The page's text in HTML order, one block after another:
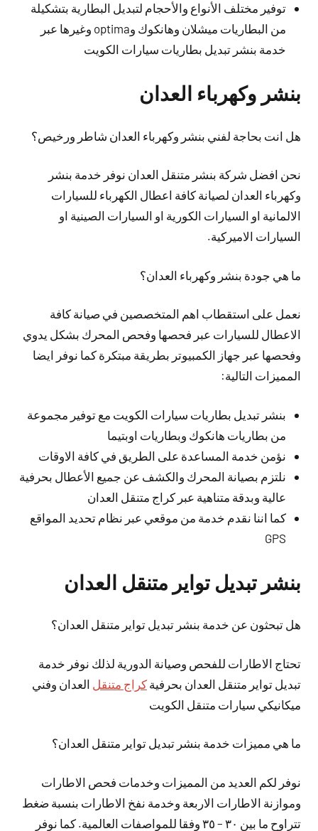
توفير مختلف الأنواع والأحجام لتبديل البطارية بتشكيلة
من البطاريات ميشلان وهانكوك وoptima وغيرها عبر
خدمة بنشر تبديل بطاريات سيارات الكويت
بنشر وكهرباء العدان
هل انت بحاجة لفني بنشر وكهرباء العدان شاطر ورخيص؟
نحن افضل شركة بنشر متنقل العدان نوفر خدمة بنشر
وكهرباء العدان لصيانة كافة اعطال الكهرباء للسيارات
الالمانية او السيارات الكورية او السيارات الصينية او
السيارات الاميركية.
ما هي جودة بنشر وكهرباء العدان؟
نعمل على استقطاب اهم المتخصصين في صيانة كافة
الاعطال للسيارات عبر فحصها وفحص المحرك بشكل يدوي
وفحصها عبر جهاز الكمبيوتر بطريقة مبتكرة كما نوفر ايضا
المميزات التالية:
بنشر تبديل بطاريات سيارات الكويت مع توفير مجموعة
من بطاريات هانكوك وبطاريات اوبتيما
نؤمن خدمة المساعدة على الطريق في كافة الاوقات
نلتزم بصيانة المحرك والكشف عن جميع الأعطال بحرفية
عالية وبدقة متناهية عبر كراج متنقل العدان
كما اننا نقدم خدمة من موقعي عبر نظام تحديد المواقع
GPS
بنشر تبديل تواير متنقل العدان
هل تبحثون عن خدمة بنشر تبديل تواير متنقل العدان؟
تحتاج الاطارات للفحص وصيانة الدورية لذلك نوفر خدمة
تبديل تواير متنقل العدان بحرفية كراج متنقل العدان وفني
ميكانيكي سيارات متنقل الكويت
ما هي مميزات خدمة بنشر تبديل تواير متنقل العدان؟
نوفر لكم العديد من المميزات وخدمات فحص الاطارات
وموازنة الاطارات الاربعة وخدمة نفخ الاطارات بنسبة ضغط
تتراوح ما بين ٣٠ – ٣٥ وفقا للمواصفات العالمية. كما نوفر